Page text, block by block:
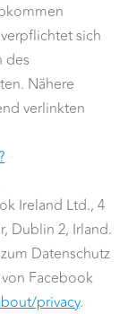
sich
des
Nähere
verlinkten
Ireland Ltd., 4
Dublin 2, Irland.
Datenschutz
Facebook
privacy.